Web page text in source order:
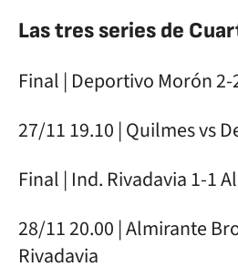
Las tres series de
Final | Deportivo Morón
27/11 19.10 | Quilmes vs
Final | Ind. Rivadavia 1-1
28/11 20.00 | Almirante
Rivadavia